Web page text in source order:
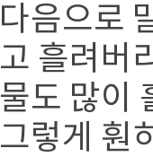
다음으로
고 흘려버
물도 많이
그렇게 훤